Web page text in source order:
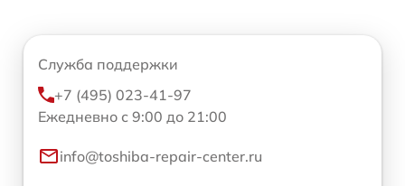
Служба поддержки
+7 (495) 023-41-97
Ежедневно с 9:00 до 21:00
info@toshiba-repair-center.ru